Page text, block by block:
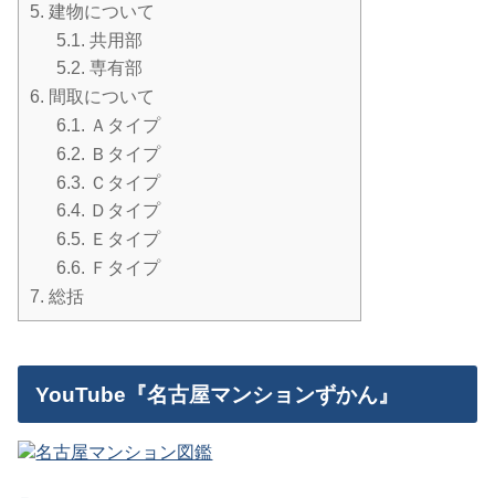
5. 建物について
5.1. 共用部
5.2. 専有部
6. 間取について
6.1. Ａタイプ
6.2. Ｂタイプ
6.3. Ｃタイプ
6.4. Ｄタイプ
6.5. Ｅタイプ
6.6. Ｆタイプ
7. 総括
YouTube『名古屋マンションずかん』